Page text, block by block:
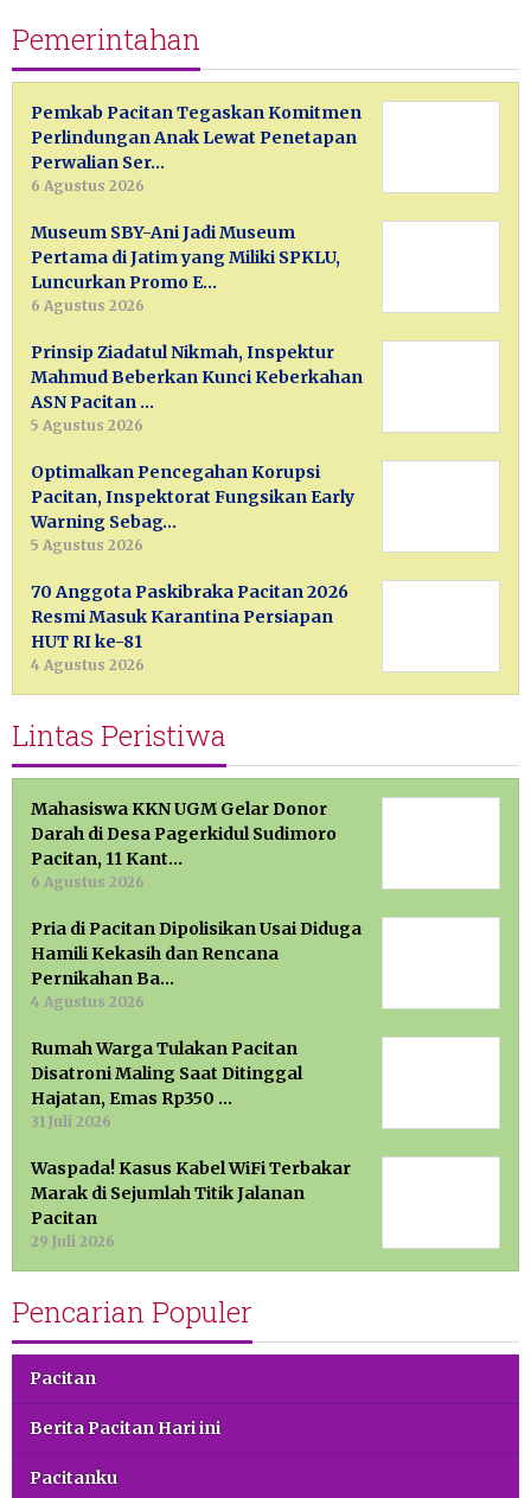
Pemerintahan
Pemkab Pacitan Tegaskan Komitmen
Perlindungan Anak Lewat Penetapan
Perwalian Ser…
6 Agustus 2026
Museum SBY-Ani Jadi Museum
Pertama di Jatim yang Miliki SPKLU,
Luncurkan Promo E…
6 Agustus 2026
Prinsip Ziadatul Nikmah, Inspektur
Mahmud Beberkan Kunci Keberkahan
ASN Pacitan …
5 Agustus 2026
Optimalkan Pencegahan Korupsi
Pacitan, Inspektorat Fungsikan Early
Warning Sebag…
5 Agustus 2026
70 Anggota Paskibraka Pacitan 2026
Resmi Masuk Karantina Persiapan
HUT RI ke-81
4 Agustus 2026
Lintas Peristiwa
Mahasiswa KKN UGM Gelar Donor
Darah di Desa Pagerkidul Sudimoro
Pacitan, 11 Kant…
6 Agustus 2026
Pria di Pacitan Dipolisikan Usai Diduga
Hamili Kekasih dan Rencana
Pernikahan Ba…
4 Agustus 2026
Rumah Warga Tulakan Pacitan
Disatroni Maling Saat Ditinggal
Hajatan, Emas Rp350 …
31 Juli 2026
Waspada! Kasus Kabel WiFi Terbakar
Marak di Sejumlah Titik Jalanan
Pacitan
29 Juli 2026
Pencarian Populer
Pacitan
Berita Pacitan Hari ini
Pacitanku